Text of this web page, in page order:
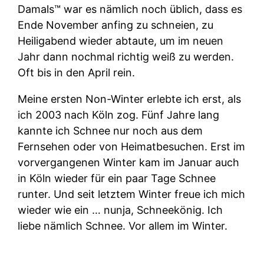
Damals™ war es nämlich noch üblich, dass es
Ende November anfing zu schneien, zu
Heiligabend wieder abtaute, um im neuen
Jahr dann nochmal richtig weiß zu werden.
Oft bis in den April rein.
Meine ersten Non-Winter erlebte ich erst, als
ich 2003 nach Köln zog. Fünf Jahre lang
kannte ich Schnee nur noch aus dem
Fernsehen oder von Heimatbesuchen. Erst im
vorvergangenen Winter kam im Januar auch
in Köln wieder für ein paar Tage Schnee
runter. Und seit letztem Winter freue ich mich
wieder wie ein … nunja, Schneekönig. Ich
liebe nämlich Schnee. Vor allem im Winter.